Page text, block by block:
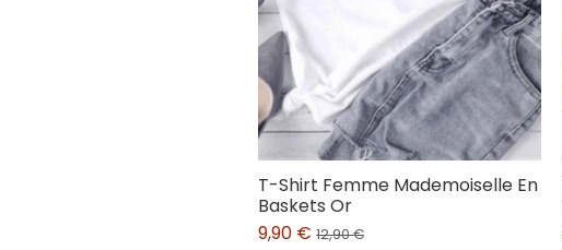
T-Shirt Femme Mademoiselle En
Baskets Or
9,90 € 12,90 €